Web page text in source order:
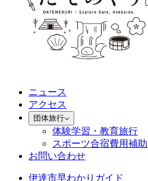
ニュース
アクセス
団体旅行
体験学習・教育旅行
スポーツ合宿費用補助
お問い合わせ
伊達市早わかりガイド